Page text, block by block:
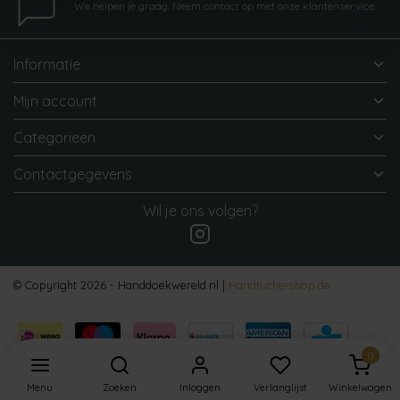
We helpen je graag. Neem contact op met onze klantenservice.
Informatie
Mijn account
Categorieën
Contactgegevens
Wil je ons volgen?
© Copyright 2026 - Handdoekwereld.nl | Handtuchershop.de
Menu Zoeken Inloggen Verlanglijst
0
Winkelwagen